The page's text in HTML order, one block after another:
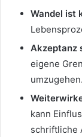
Wandel ist
Akzeptanz
eigene
umzugehen.
kann
schriftliche